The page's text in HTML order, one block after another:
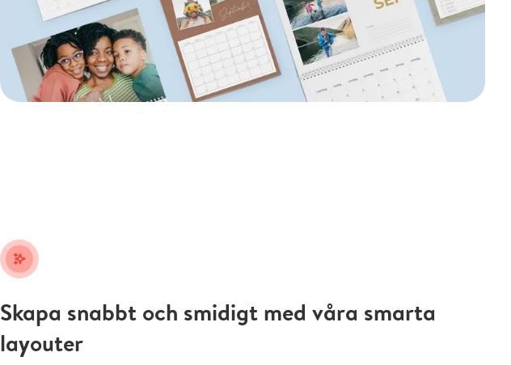
stars_plus
Skapa snabbt och smidigt med våra smarta
layouter